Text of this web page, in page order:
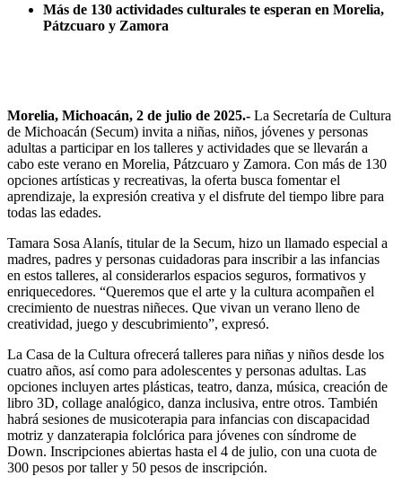
Más de 130 actividades culturales te esperan en Morelia,
Pátzcuaro y Zamora
Morelia, Michoacán, 2 de julio de 2025.- La Secretaría de Cultura
de Michoacán (Secum) invita a niñas, niños, jóvenes y personas
adultas a participar en los talleres y actividades que se llevarán a
cabo este verano en Morelia, Pátzcuaro y Zamora. Con más de 130
opciones artísticas y recreativas, la oferta busca fomentar el
aprendizaje, la expresión creativa y el disfrute del tiempo libre para
todas las edades.
Tamara Sosa Alanís, titular de la Secum, hizo un llamado especial a
madres, padres y personas cuidadoras para inscribir a las infancias
en estos talleres, al considerarlos espacios seguros, formativos y
enriquecedores. “Queremos que el arte y la cultura acompañen el
crecimiento de nuestras niñeces. Que vivan un verano lleno de
creatividad, juego y descubrimiento”, expresó.
La Casa de la Cultura ofrecerá talleres para niñas y niños desde los
cuatro años, así como para adolescentes y personas adultas. Las
opciones incluyen artes plásticas, teatro, danza, música, creación de
libro 3D, collage analógico, danza inclusiva, entre otros. También
habrá sesiones de musicoterapia para infancias con discapacidad
motriz y danzaterapia folclórica para jóvenes con síndrome de
Down. Inscripciones abiertas hasta el 4 de julio, con una cuota de
300 pesos por taller y 50 pesos de inscripción.